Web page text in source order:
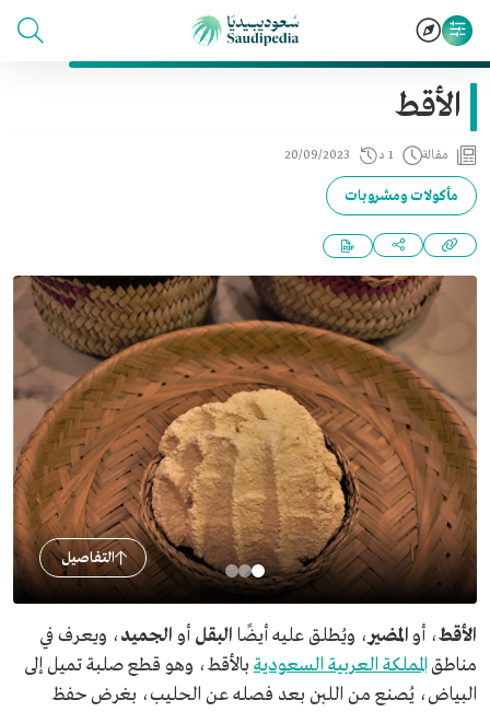
الأقط
مقالة 1 د 20/09/2023
مأكولات ومشروبات
التفاصيل
الأقط، أوالمضير، ويُطلق عليه أيضًا البقل أو الجميد، ويعرف في
مناطقالمملكة العربية السعودية بالأقط، وهو قطع صلبة تميل إلى
البياض، يُصنع من اللبن بعد فصله عن الحليب، بغرض حفظ